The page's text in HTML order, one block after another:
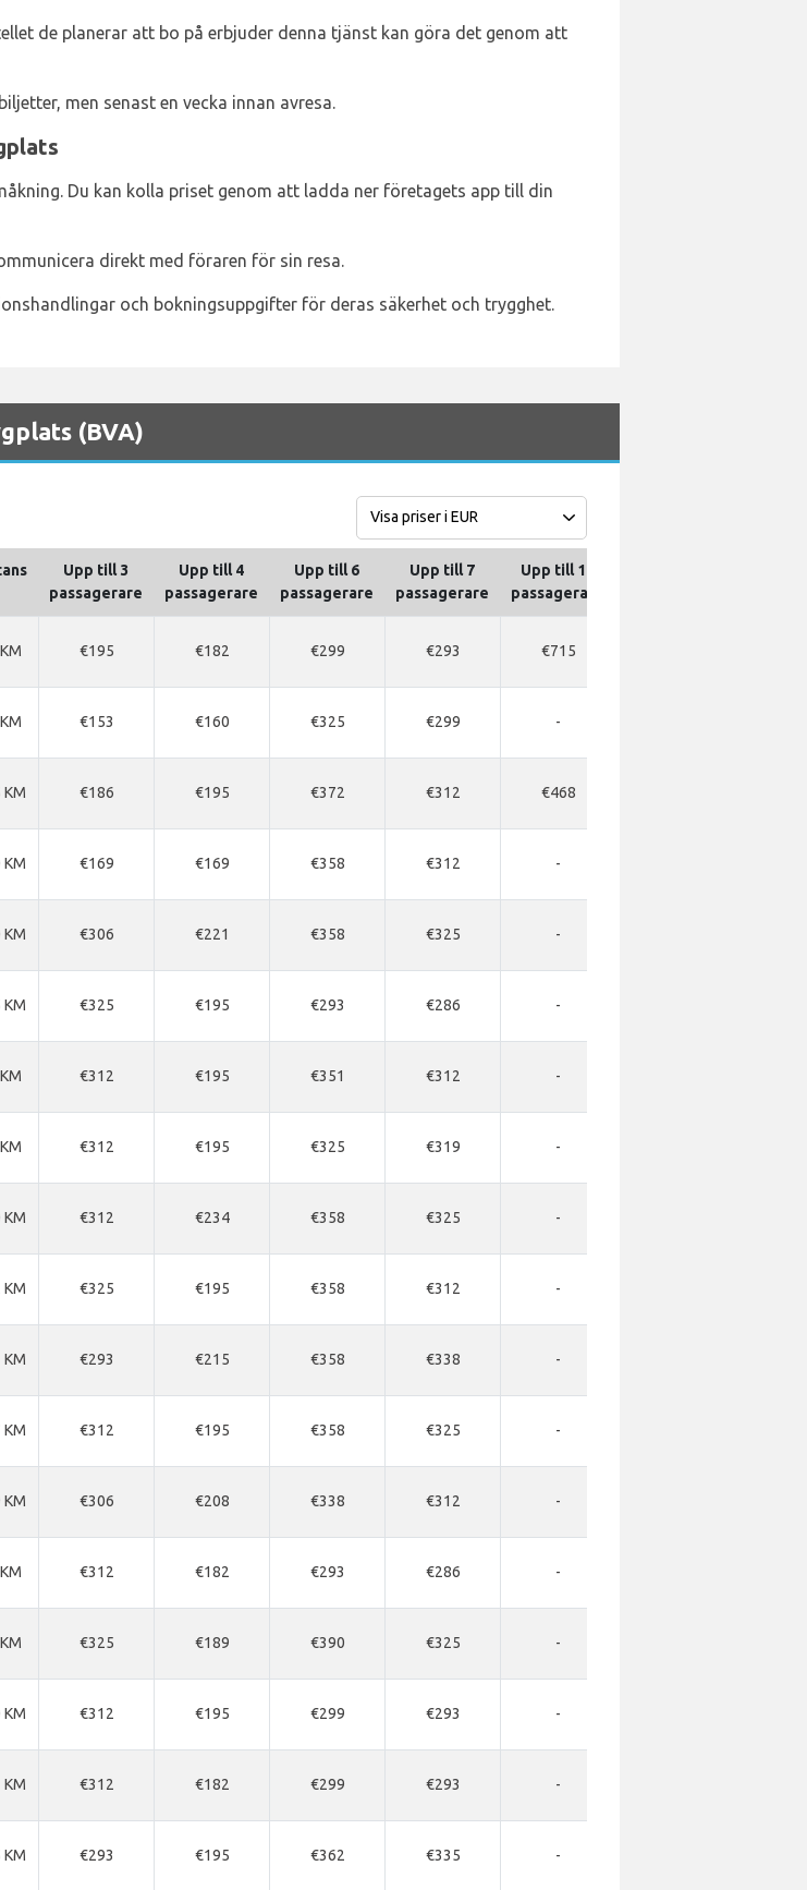
de planerar att bo på erbjuder denna tjänst kan göra det genom att
men senast en vecka innan avresa.
Du kan kolla priset genom att ladda ner företagets app till din
direkt med föraren för sin resa.
och bokningsuppgifter för deras säkerhet och trygghet.
(BVA)
Upp till 3
passagerare
Upp till 4
passagerare
Upp till 6
passagerare
Upp till 7
passagerare
Upp till 10
passagerare
€195 €182 €299 €293 €715
€153 €160 €325 €299 -
KM €186 €195 €372 €312 €468
KM €169 €169 €358 €312 -
KM €306 €221 €358 €325 -
KM €325 €195 €293 €286 -
€312 €195 €351 €312 -
€312 €195 €325 €319 -
KM €312 €234 €358 €325 -
KM €325 €195 €358 €312 -
KM €293 €215 €358 €338 -
KM €312 €195 €358 €325 -
KM €306 €208 €338 €312 -
€312 €182 €293 €286 -
€325 €189 €390 €325 -
KM €312 €195 €299 €293 -
KM €312 €182 €299 €293 -
KM €293 €195 €362 €335 -